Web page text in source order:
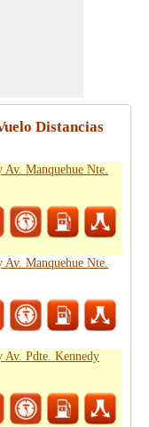
Distancias
Manquehue Nte.
Manquehue Nte.
Av. Pdte. Kennedy